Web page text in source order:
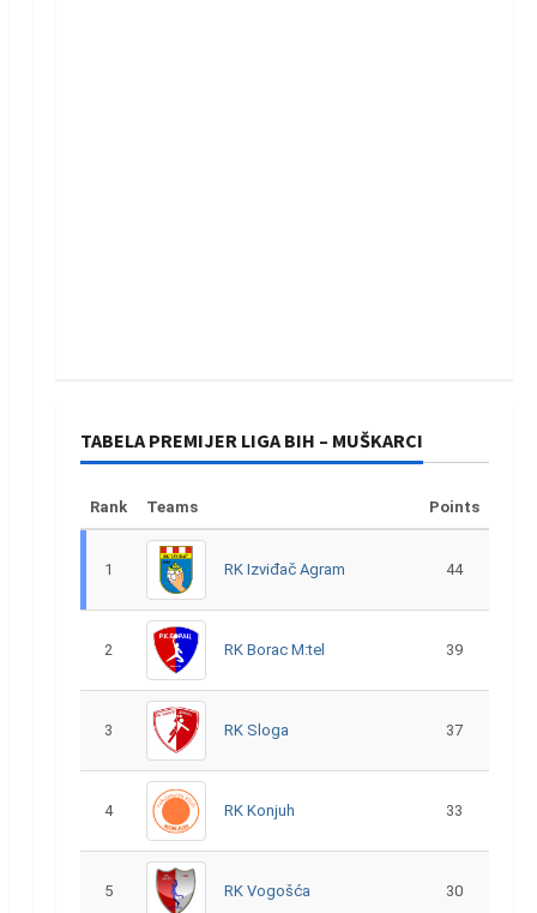
TABELA PREMIJER LIGA BIH – MUŠKARCI
Rank Teams Points
1 RK Izviđač Agram 44
2 RK Borac M:tel 39
3 RK Sloga 37
4 RK Konjuh 33
5 RK Vogošća 30